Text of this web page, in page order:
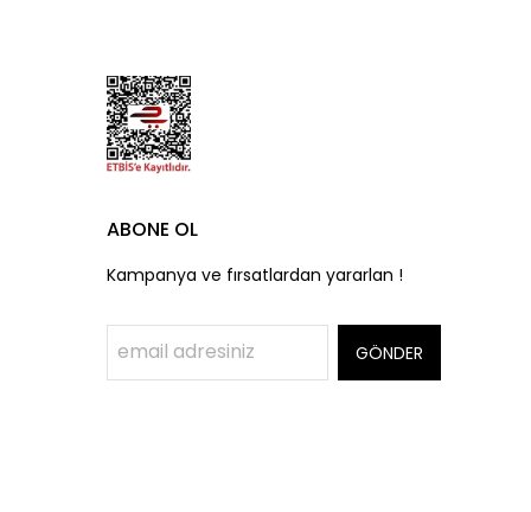
ABONE OL
Kampanya ve fırsatlardan yararlan !
GÖNDER